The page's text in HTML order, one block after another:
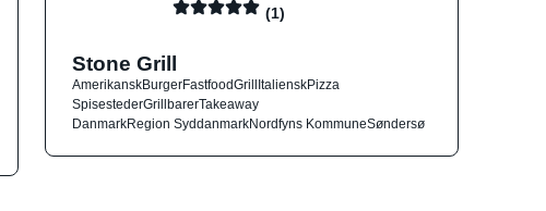
(1)
Stone Grill
AmerikanskBurgerFastfoodGrillItalienskPizza
SpisestederGrillbarerTakeaway
DanmarkRegion SyddanmarkNordfyns KommuneSøndersø